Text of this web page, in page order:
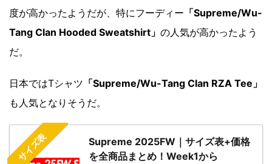
度が高かったようだが、特にフーディー 「Supreme/Wu-
Tang Clan Hooded Sweatshirt」 の人気が高かったよう
だ。
日本ではTシャツ 「Supreme/Wu-Tang Clan RZA Tee」
も人気となりそうだ。
サイズ表
Supreme 2025FW｜サイズ表+価格
を全商品まとめ！Week1から